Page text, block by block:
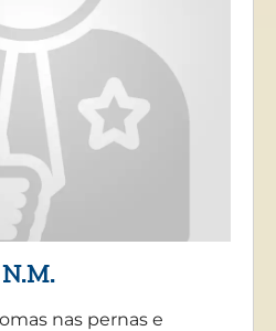
N.M.
nas pernas e